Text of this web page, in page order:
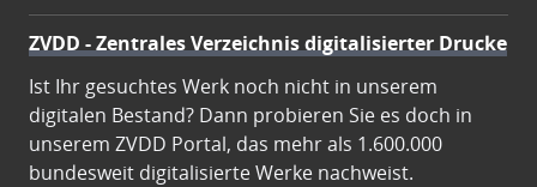
ZVDD - Zentrales Verzeichnis digitalisierter Drucke
Ist Ihr gesuchtes Werk noch nicht in unserem
digitalen Bestand? Dann probieren Sie es doch in
unserem ZVDD Portal, das mehr als 1.600.000
bundesweit digitalisierte Werke nachweist.